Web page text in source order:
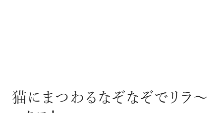
猫にまつわるなぞなぞでリラ〜